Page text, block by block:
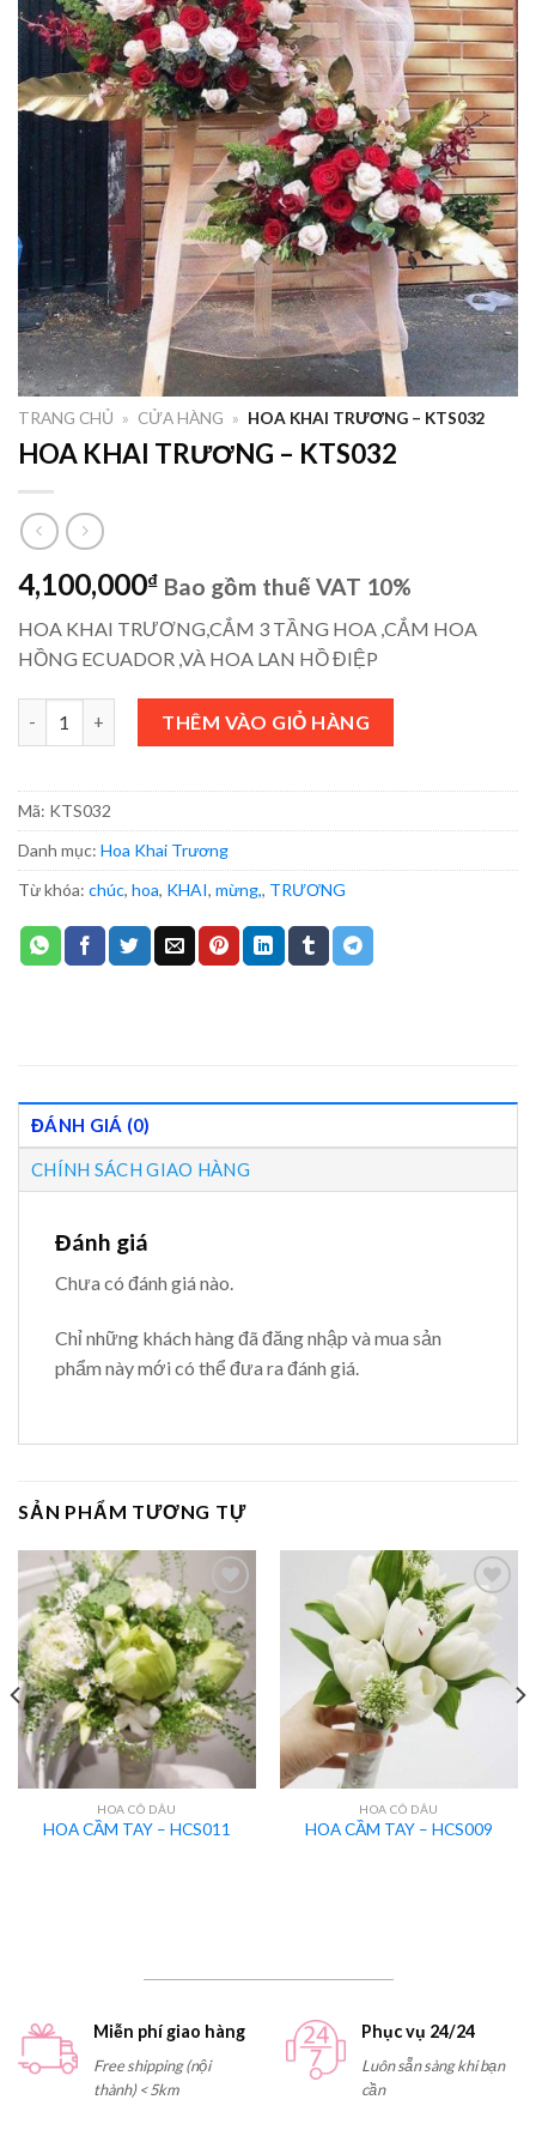
TRANG CHỦ » CỬA HÀNG » HOA KHAI TRƯƠNG – KTS032
HOA KHAI TRƯƠNG – KTS032
4,100,000₫ Bao gồm thuế VAT 10%
HOA KHAI TRƯƠNG,CẮM 3 TẦNG HOA ,CẮM HOA
HỒNG ECUADOR ,VÀ HOA LAN HỒ ĐIỆP
HOA KHAI TRƯƠNG - KTS032 số lượng
THÊM VÀO GIỎ HÀNG
Mã: KTS032
Danh mục: Hoa Khai Trương
Từ khóa: chúc, hoa, KHAI, mừng,, TRƯƠNG
ĐÁNH GIÁ (0)
CHÍNH SÁCH GIAO HÀNG
Đánh giá
Chưa có đánh giá nào.
Chỉ những khách hàng đã đăng nhập và mua sản
phẩm này mới có thể đưa ra đánh giá.
SẢN PHẨM TƯƠNG TỰ
HOA CÔ DÂU
HOA CẦM TAY – HCS011
HOA CÔ DÂU
HOA CẦM TAY – HCS009
Miễn phí giao hàng
Free shipping (nội
thành) < 5km
Phục vụ 24/24
Luôn sẵn sàng khi bạn
cần